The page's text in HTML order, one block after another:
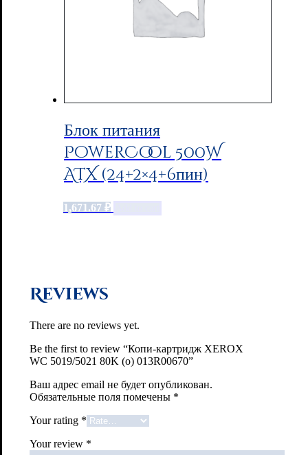
Блок питания
PowerCool 500W
ATX (24+2×4+6пин)
1,671.67 ₽
Reviews
There are no reviews yet.
Be the first to review “Копи-картридж XEROX
WC 5019/5021 80K (o) 013R00670”
Ваш адрес email не будет опубликован.
Обязательные поля помечены *
Your rating *
Your review *